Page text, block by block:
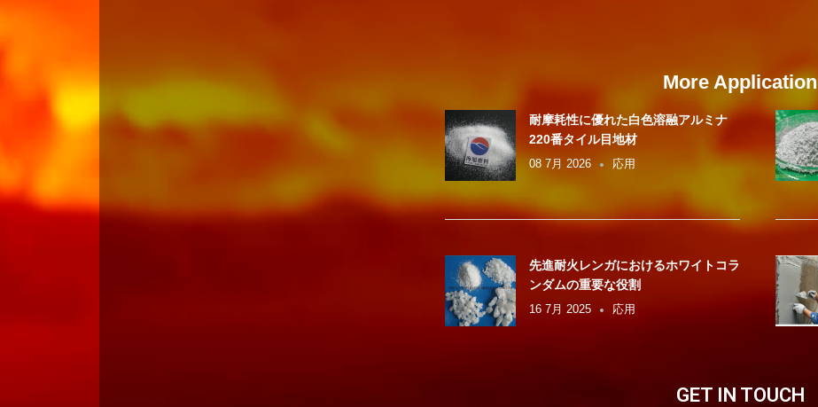
More Application
耐摩耗性に優れた白色溶融アルミナ
220番​​タイル目地材
08 7月 2026 応用
先進耐火レンガにおけるホワイトコラ
ンダムの重要な役割
16 7月 2025 応用
GET IN TOUCH